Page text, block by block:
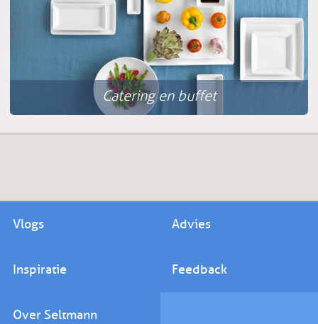
Catering en buffet
Vlogs Advies
Inspiratie Feedback
Over Seltmann